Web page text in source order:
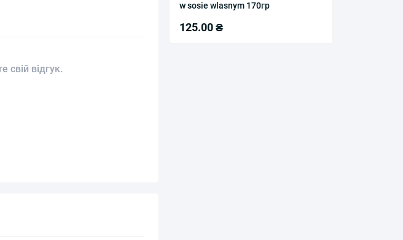
w sosie wlasnym 170гр
125.00 ₴
свій відгук.